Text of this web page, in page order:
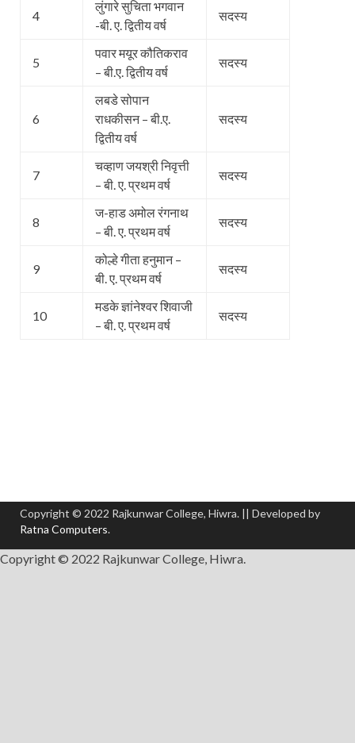
4
लुंगारे सुचिता भगवान
-बी. ए. द्वितीय वर्ष
सदस्य
5
पवार मयूर कौतिकराव
– बी.ए. द्वितीय वर्ष
सदस्य
6
लबडे सोपान
राधकीसन – बी.ए.
द्वितीय वर्ष
सदस्य
7
चव्हाण जयश्री निवृत्ती
– बी. ए. प्रथम वर्ष
सदस्य
8
ज-हाड अमोल रंगनाथ
– बी. ए. प्रथम वर्ष
सदस्य
9
कोल्हे गीता हनुमान –
बी. ए. प्रथम वर्ष
सदस्य
10
मडके ज्ञांनेश्वर शिवाजी
– बी. ए. प्रथम वर्ष
सदस्य
Copyright © 2022 Rajkunwar College, Hiwra. || Developed by
Ratna Computers.
Copyright © 2022 Rajkunwar College, Hiwra.